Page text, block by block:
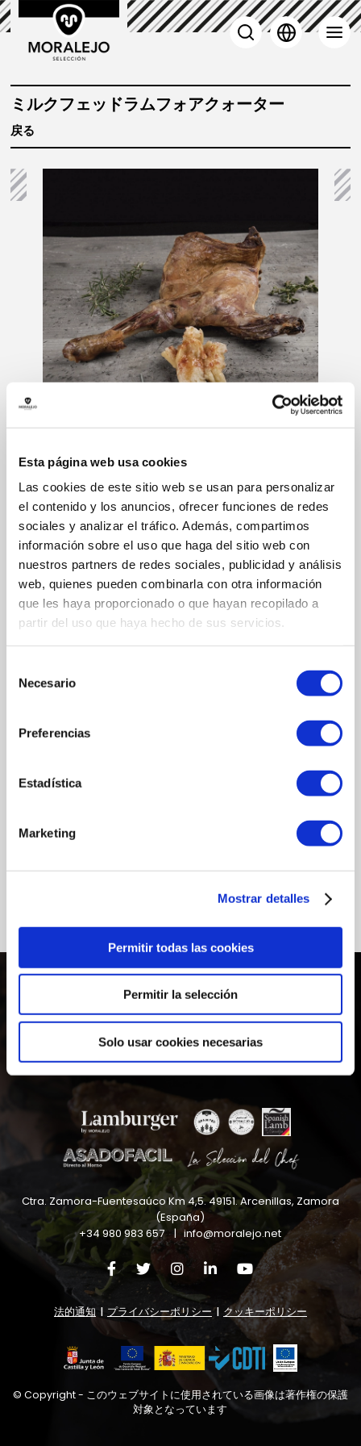
Esta página web usa cookies
Las cookies de este sitio web se usan para personalizar
el contenido y los anuncios, ofrecer funciones de redes
sociales y analizar el tráfico. Además, compartimos
información sobre el uso que haga del sitio web con
nuestros partners de redes sociales, publicidad y análisis
web, quienes pueden combinarla con otra información
que les haya proporcionado o que hayan recopilado a
partir del uso que haya hecho de sus servicios.
Necesario
Preferencias
Estadística
Marketing
Mostrar detalles
Permitir todas las cookies
Permitir la selección
Solo usar cookies necesarias
ミルクフェッドラムフォアクォーター
戻る
調理済み商品
ミルクフェッドラムフォアク
ォーター
説明:
オリーブオイル、塩、コショウで調味したロースミルクフェッ
ドラムフォアクォーター。
用途：メインディッシュとして。
Ctra. Zamora-Fuentesaúco Km 4,5.49151.Arcenillas, Zamora
(España)
+34 980 983 657 |info@moralejo.net
法的通知 | プライバシーポリシー | クッキーポリシー
© Copyright - このウェブサイトに使用されている画像は著作権の保護
対象となっています